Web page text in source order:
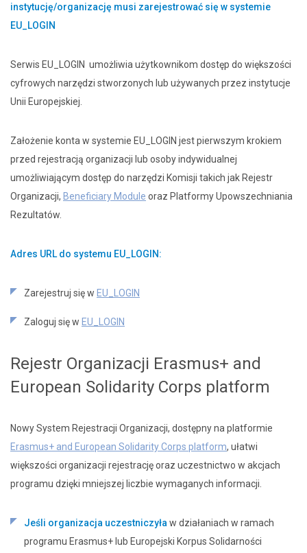
instytucję/organizację musi zarejestrować się w systemie
EU_LOGIN
Serwis EU_LOGIN umożliwia użytkownikom dostęp do większości
cyfrowych narzędzi stworzonych lub używanych przez instytucje
Unii Europejskiej.
Założenie konta w systemie EU_LOGIN jest pierwszym krokiem
przed rejestracją organizacji lub osoby indywidualnej
umożliwiającym dostęp do narzędzi Komisji takich jak Rejestr
Organizacji, Beneficiary Module oraz Platformy Upowszechniania
Rezultatów.
Adres URL do systemu EU_LOGIN:
Zarejestruj się w EU_LOGIN
Zaloguj się w EU_LOGIN
Rejestr Organizacji Erasmus+ and
European Solidarity Corps platform
Nowy System Rejestracji Organizacji, dostępny na platformie
Erasmus+ and European Solidarity Corps platform, ułatwi
większości organizacji rejestrację oraz uczestnictwo w akcjach
programu dzięki mniejszej liczbie wymaganych informacji.
Jeśli organizacja uczestniczyła w działaniach w ramach
programu Erasmus+ lub Europejski Korpus Solidarności